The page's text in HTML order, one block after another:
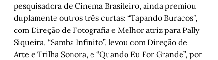
pesquisadora de Cinema Brasileiro, ainda premiou
duplamente outros três curtas: “Tapando Buracos”,
com Direção de Fotografia e Melhor atriz para Pally
Siqueira, “Samba Infinito”, levou com Direção de
Arte e Trilha Sonora, e “Quando Eu For Grande”, por